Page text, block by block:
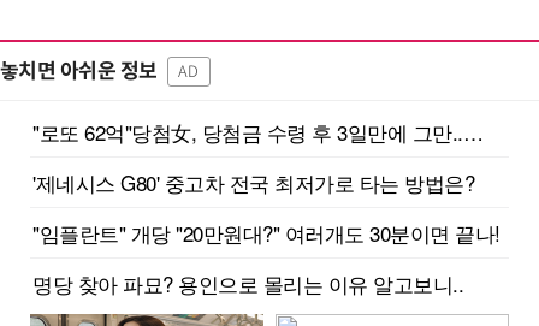
놓치면 아쉬운 정보 AD